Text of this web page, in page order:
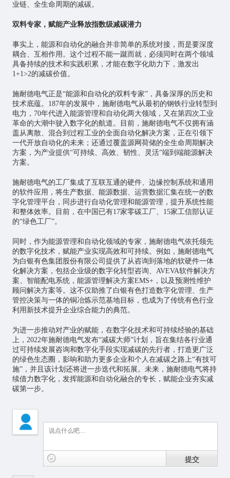
业链、全生命周期的减碳。
双料专家，赋能产业释放指数级减碳潜力
事实上，能源和自动化的融合并非简单的系统对接，而是要深度
耦合、互相作用。这个过程不能一蹴而就，必须同时在两个领域
具备持续的技术和实践积累，才能在数字化助力下，激发出
1+1>2的减碳价值。
施耐德电气正是“能源和自动化的双料专家”，具备深厚的历史和
技术底蕴。187年的发展中，施耐德电气从最初的钢铁行业转型到
电力，70年代进入能源管理和自动化两大领域，又在第四次工业
革命的大潮中驶入数字化的航道。目前，施耐德电气不仅拥有涵
盖从离散、混合到过程工业的全面自动化解决方案，正在引领下
一代开放自动化的未来；还通过覆盖源网荷储的全生命周期解决
方案，为产业提供“可持续、高效、韧性、灵活”端到端能源解决
方案。
施耐德电气的工厂集成了互联互通的硬件、边缘控制系统和通用
的软件应用，将生产数据、能源数据、运营数据汇集在统一的数
字化管理平台，同步进行自动化管理和能源管理，提升系统性能
和整体效率。目前，在中国已有17家零碳工厂、15家工信部认证
的“绿色工厂”。
同时，作为能源管理和自动化领域的专家，施耐德电气依托领先
的数字化技术，赋能产业实现高效和可持续。例如，施耐德电气
为白银有色集团股份有限公司提供了从咨询到落地的软硬件一体
化解决方案，包括企业级的数字化转型咨询、AVEVA软件解决方
案、智能配电系统，能源管理解决方案EMS+，以及预测性维护
顾问解决方案等。这不仅助推了白银有色打造数字化管理、生产
管控决策与一体的铜冶炼示范基地目标，也成为了传统有色行业
利用新技术提升企业综合能力的典范。
为进一步推动对产业的赋能，在数字化技术和可持续经验的基础
上，2022年施耐德电气发布“减碳大师”计划，旨在集结各行业通
过可持续发展咨询和数字化手段实现减碳的先行者，打造更广泛
的绿色生态圈，影响和助力更多企业和个人在减碳之路上“有技可
施”，并且该计划还将进一步迭代和拓展。未来，施耐德电气将持
续借力数字化，发挥能源和自动化融合的专长，赋能企业夯实减
碳第一步。
提交